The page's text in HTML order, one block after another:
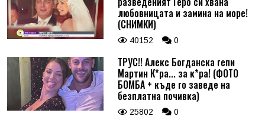
любовницата и замина на море!
(СНИМКИ)
40152 0
ТРУС!! Алекс Богданска гепи
Мартин К*ра... за к*ра! (ФОТО
БОМБА + къде го заведе на
безплатна почивка)
25802 0